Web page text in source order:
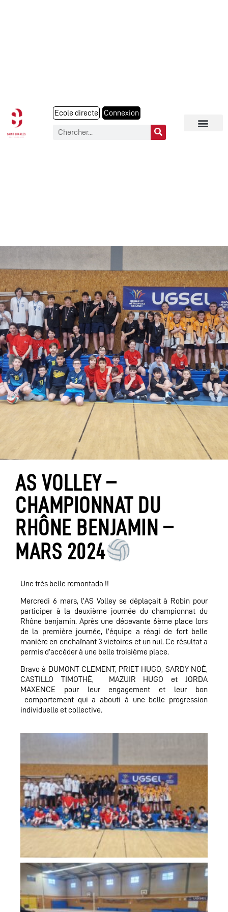
Ecole directe Connexion
AS VOLLEY –
CHAMPIONNAT DU
RHÔNE BENJAMIN –
MARS 2024
Une très belle remontada !!
Mercredi 6 mars, l’AS Volley se déplaçait à Robin pour
participer à la deuxième journée du championnat du
Rhône benjamin. Après une décevante 6ème place lors
de la première journée, l’équipe a réagi de fort belle
manière en enchaînant 3 victoires et un nul. Ce résultat a
permis d’accéder à une belle troisième place.
Bravo à DUMONT CLEMENT, PRIET HUGO, SARDY NOÉ,
CASTILLO TIMOTHÉ, MAZUIR HUGO et JORDA
MAXENCE pour leur engagement et leur bon
comportement qui a abouti à une belle progression
individuelle et collective.